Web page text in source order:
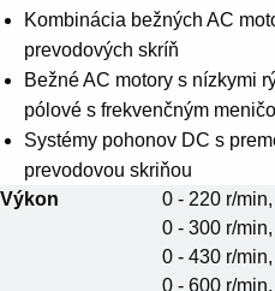
Kombinácia bežných AC
prevodových skríň
Bežné AC motory s nízkymi
pólové s frekvenčným
Systémy pohonov DC s
prevodovou skriňou
Výkon
0 - 220 r/
0 - 300 r/
0 - 430 r/
0 - 600 r/